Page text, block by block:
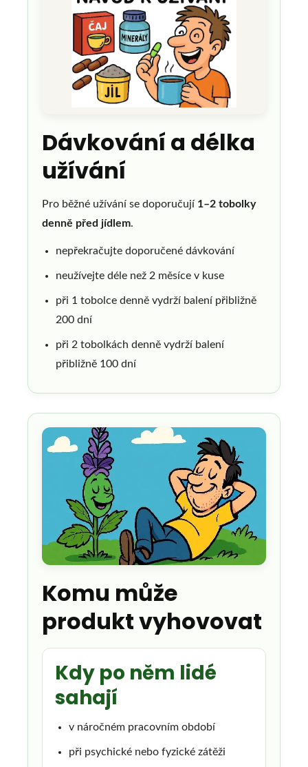
Dávkování a délka
užívání
Pro běžné užívání se doporučují 1–2 tobolky
denně před jídlem.
nepřekračujte doporučené dávkování
neužívejte déle než 2 měsíce v kuse
při 1 tobolce denně vydrží balení přibližně
200 dní
při 2 tobolkách denně vydrží balení
přibližně 100 dní
Komu může
produkt vyhovovat
Kdy po něm lidé
sahají
v náročném pracovním období
při psychické nebo fyzické zátěži